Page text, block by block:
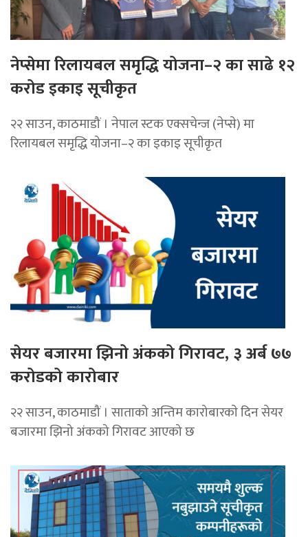
नेप्सेमा रिलायबल समृद्धि योजना–२ का साढे १२
करोड इकाइ सूचीकृत
२२ साउन, काठमाडौं । नेपाल स्टक एक्सचेन्ज (नेप्से) मा
रिलायबल समृद्धि योजना–२ का इकाइ सूचीकृत
सेयर बजारमा झिनो अंकको गिरावट, ३ अर्ब ७७
करोडको कारोबार
२२ साउन, काठमाडौं । साताको अन्तिम कारोबारकाे दिन सेयर
बजारमा झिनो अंकको गिरावट आएको छ